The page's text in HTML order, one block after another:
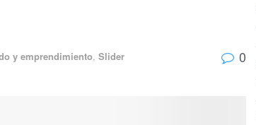
y emprendimiento, Slider 0